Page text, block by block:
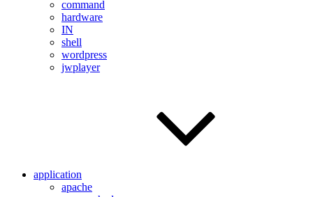
command
hardware
IN
shell
wordpress
jwplayer
application
apache